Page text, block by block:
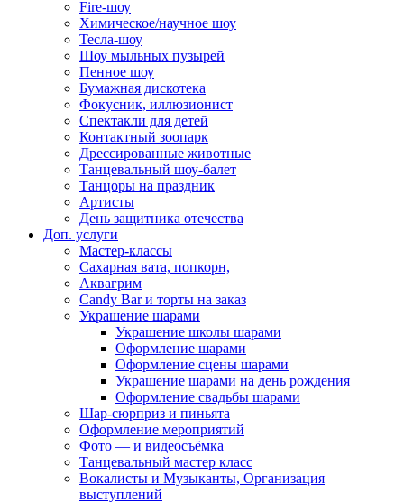
Fire-шоу
Химическое/научное шоу
Тесла-шоу
Шоу мыльных пузырей
Пенное шоу
Бумажная дискотека
Фокусник, иллюзионист
Спектакли для детей
Контактный зоопарк
Дрессированные животные
Танцевальный шоу-балет
Танцоры на праздник
Артисты
День защитника отечества
Доп. услуги
Мастер-классы
Сахарная вата, попкорн,
Аквагрим
Candy Bar и торты на заказ
Украшение шарами
Украшение школы шарами
Оформление шарами
Оформление сцены шарами
Украшение шарами на день рождения
Оформление свадьбы шарами
Шар-сюрприз и пиньята
Оформление мероприятий
Фото — и видеосъёмка
Танцевальный мастер класс
Вокалисты и Музыканты, Организация
выступлений